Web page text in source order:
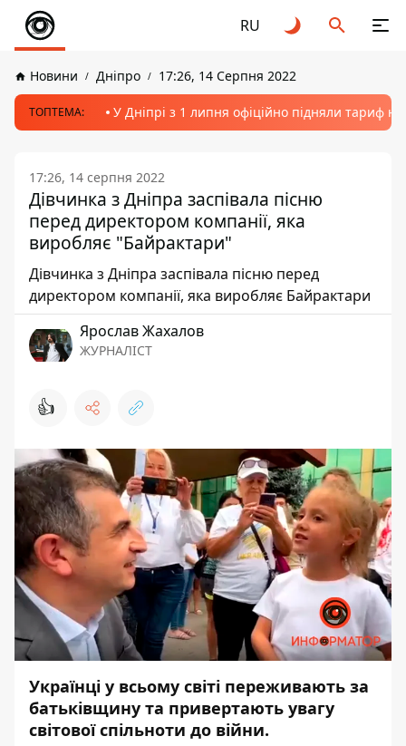
RU
Новини Дніпро 17:26, 14 Серпня 2022
ТОПТЕМА: У Дніпрі з 1 липня офіційно підняли тариф
17:26, 14 серпня 2022
Дівчинка з Дніпра заспівала пісню
перед директором компанії, яка
виробляє "Байрактари"
Дівчинка з Дніпра заспівала пісню перед
директором компанії, яка виробляє Байрактари
Ярослав Жахалов
ЖУРНАЛІСТ
👍
Українці у всьому світі переживають за
батьківщину та привертають увагу
світової спільноти до війни.